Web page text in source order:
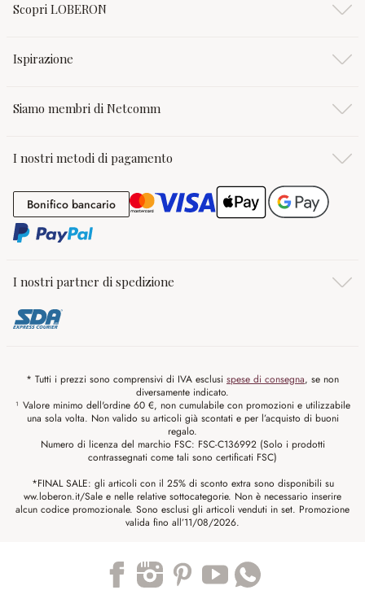
Scopri LOBERON
Ispirazione
Siamo membri di Netcomm
I nostri metodi di pagamento
Bonifico bancarioBonifico bancario
I nostri partner di spedizione
* Tutti i prezzi sono comprensivi di IVA esclusi spese di consegna, se non
diversamente indicato.
¹ Valore minimo dell'ordine 60 €, non cumulabile con promozioni e utilizzabile
una sola volta. Non valido su articoli già scontati e per l’acquisto di buoni
regalo.
Numero di licenza del marchio FSC: FSC-C136992 (Solo i prodotti
contrassegnati come tali sono certificati FSC)
*FINAL SALE: gli articoli con il 25% di sconto extra sono disponibili su
ww.loberon.it/Sale e nelle relative sottocategorie. Non è necessario inserire
alcun codice promozionale. Sono esclusi gli articoli venduti in set. Promozione
valida fino all’11/08/2026.